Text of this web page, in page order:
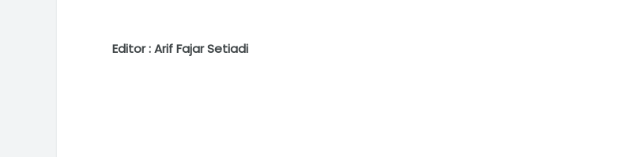
Editor : Arif Fajar Setiadi